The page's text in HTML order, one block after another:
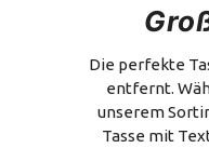
Alles zum Selbstgestalten
Versand & Zahlung
Vertrag widerrufen
Die perfekte
entfernt.
unserem
Tasse mit